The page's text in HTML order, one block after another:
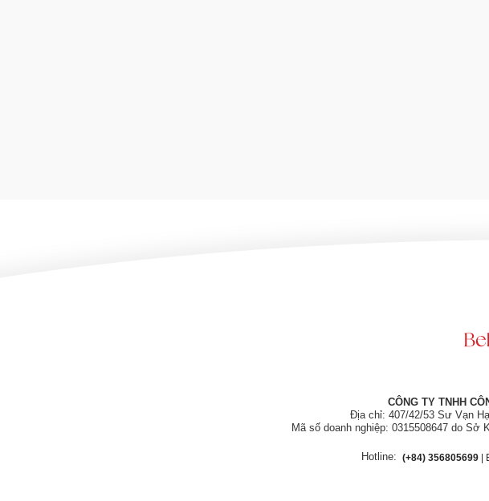
CÔNG TY TNHH
Địa chỉ: 407/42/53 Sư Vạn
Mã số doanh nghiệp: 0315508647 do
Hotline: (+84) 356805699|